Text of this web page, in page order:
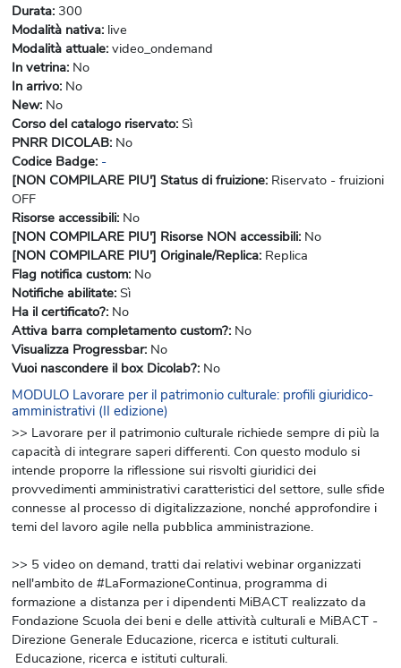
Durata: 300
Modalità nativa: live
Modalità attuale: video_ondemand
In vetrina: No
In arrivo: No
New: No
Corso del catalogo riservato: Sì
PNRR DICOLAB: No
Codice Badge: -
[NON COMPILARE PIU'] Status di fruizione: Riservato - fruizioni
OFF
Risorse accessibili: No
[NON COMPILARE PIU'] Risorse NON accessibili: No
[NON COMPILARE PIU'] Originale/Replica: Replica
Flag notifica custom: No
Notifiche abilitate: Sì
Ha il certificato?: No
Attiva barra completamento custom?: No
Visualizza Progressbar: No
Vuoi nascondere il box Dicolab?: No
MODULO Lavorare per il patrimonio culturale: profili giuridico-
amministrativi (II edizione)
>> Lavorare per il patrimonio culturale richiede sempre di più la
capacità di integrare saperi differenti. Con questo modulo si
intende proporre la riflessione sui risvolti giuridici dei
provvedimenti amministrativi caratteristici del settore, sulle sfide
connesse al processo di digitalizzazione, nonché approfondire i
temi del lavoro agile nella pubblica amministrazione.
>> 5 video on demand, tratti dai relativi webinar organizzati
nell'ambito de #LaFormazioneContinua, programma di
formazione a distanza per i dipendenti MiBACT realizzato da
Fondazione Scuola dei beni e delle attività culturali e MiBACT -
Direzione Generale Educazione, ricerca e istituti culturali.
Educazione, ricerca e istituti culturali.